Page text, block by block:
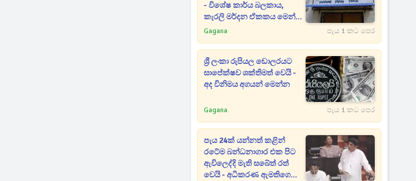
- විශේෂ කාර්ය බලකාය,
කැරලි මර්දන ඒකකය මෙන්ම
ශ්‍රී ලංකා ගුවන් හමුදාව වහාම
Gagana පැය 1 කට පෙර
ශ්‍රී ලංකා රුපියල ඩොලරයට
සාපේක්ෂව ශක්තිමත් වෙයි -
අද විනිමය අගයන් මෙන්න
Gagana පැය 1 කට පෙර
පැය 24ක් යන්නත් කළින්
රටේම බන්ධනාගාර එක පිට
ඇවිලෙද්දි මැති සබේත් රත්
වෙයි - අධිකරණ ඇමතිගෙන්